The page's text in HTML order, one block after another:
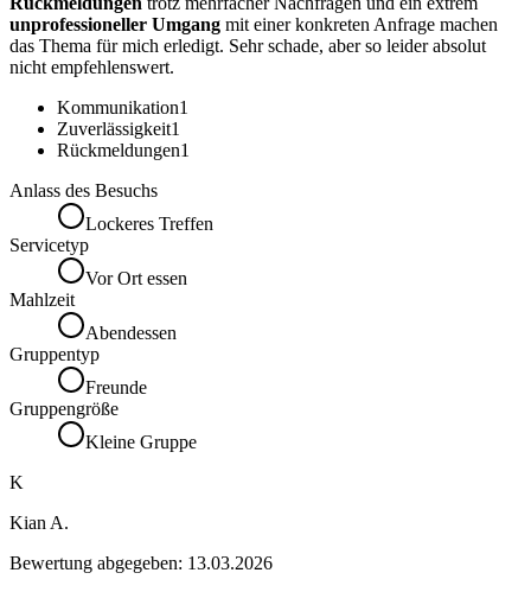
unprofessioneller Umgang mit einer konkreten Anfrage machen
das Thema für mich erledigt. Sehr schade, aber so leider absolut
nicht empfehlenswert.
Kommunikation1
Zuverlässigkeit1
Rückmeldungen1
Anlass des Besuchs
Lockeres Treffen
Servicetyp
Vor Ort essen
Mahlzeit
Abendessen
Gruppentyp
Freunde
Gruppengröße
Kleine Gruppe
K
Kian A.
Bewertung abgegeben: 13.03.2026